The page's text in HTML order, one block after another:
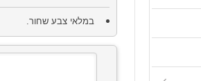
במלאי צבע שחור.